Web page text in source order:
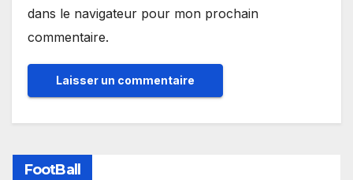
dans le navigateur pour mon prochain
commentaire.
FootBall